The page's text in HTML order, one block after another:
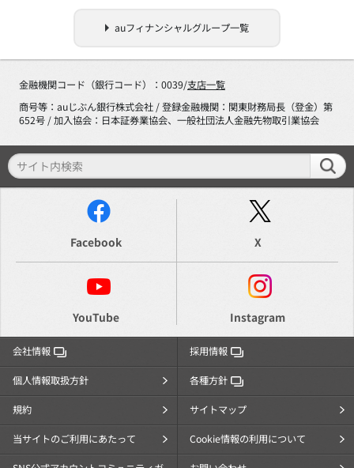
auフィナンシャルグループ一覧
金融機関コード（銀行コード）：0039/支店一覧
商号等：auじぶん銀行株式会社 / 登録金融機関：関東財務局長（登金）第
652号 / 加入協会：日本証券業協会、一般社団法人金融先物取引業協会
Facebook X
YouTube Instagram
会社情報 採用情報
個人情報取扱方針 各種方針
規約 サイトマップ
当サイトのご利用にあたって Cookie情報の利用について